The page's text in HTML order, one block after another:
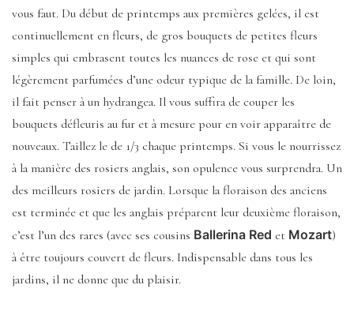
vous faut. Du début de printemps aux premières gelées, il est
continuellement en fleurs, de gros bouquets de petites fleurs
simples qui embrasent toutes les nuances de rose et qui sont
légèrement parfumées d’une odeur typique de la famille. De loin,
il fait penser à un hydrangea. Il vous suffira de couper les
bouquets défleuris au fur et à mesure pour en voir apparaître de
nouveaux. Taillez le de 1/3 chaque printemps. Si vous le nourrissez
à la manière des rosiers anglais, son opulence vous surprendra. Un
des meilleurs rosiers de jardin. Lorsque la floraison des anciens
est terminée et que les anglais préparent leur deuxième floraison,
c’est l’un des rares (avec ses cousins Ballerina Red et Mozart)
à être toujours couvert de fleurs. Indispensable dans tous les
jardins, il ne donne que du plaisir.